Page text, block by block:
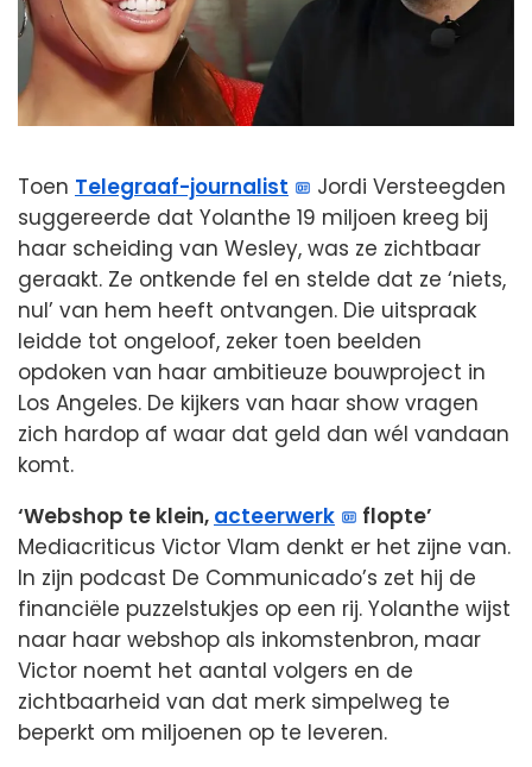
Toen Telegraaf-journalist
Jordi Versteegden
suggereerde dat Yolanthe 19 miljoen kreeg bij
haar scheiding van Wesley, was ze zichtbaar
geraakt. Ze ontkende fel en stelde dat ze ‘niets,
nul’ van hem heeft ontvangen. Die uitspraak
leidde tot ongeloof, zeker toen beelden
opdoken van haar ambitieuze bouwproject in
Los Angeles. De kijkers van haar show vragen
zich hardop af waar dat geld dan wél vandaan
komt.
‘Webshop te klein, acteerwerk
flopte’
Mediacriticus Victor Vlam denkt er het zijne van.
In zijn podcast De Communicado’s zet hij de
financiële puzzelstukjes op een rij. Yolanthe wijst
naar haar webshop als inkomstenbron, maar
Victor noemt het aantal volgers en de
zichtbaarheid van dat merk simpelweg te
beperkt om miljoenen op te leveren.